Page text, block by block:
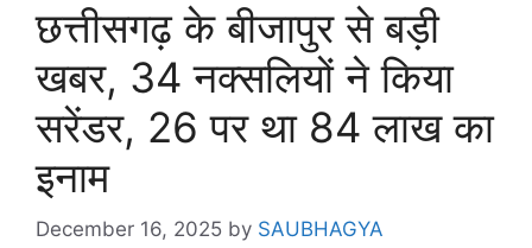
छत्तीसगढ़ के बीजापुर से बड़ी
खबर, 34 नक्सलियों ने किया
सरेंडर, 26 पर था 84 लाख का
इनाम
December 16, 2025 by SAUBHAGYA